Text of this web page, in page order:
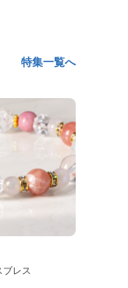
特集一覧へ
ブレス